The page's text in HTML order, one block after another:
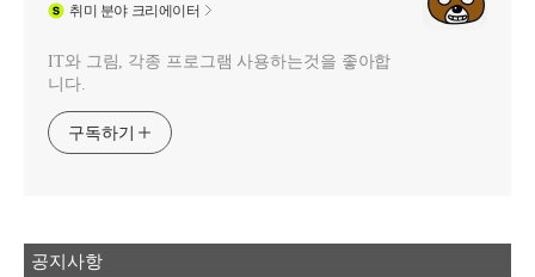
취미 분야 크리에이터
IT와 그림, 각종 프로그램 사용하는것을 좋아합
니다.
구독하기
공지사항